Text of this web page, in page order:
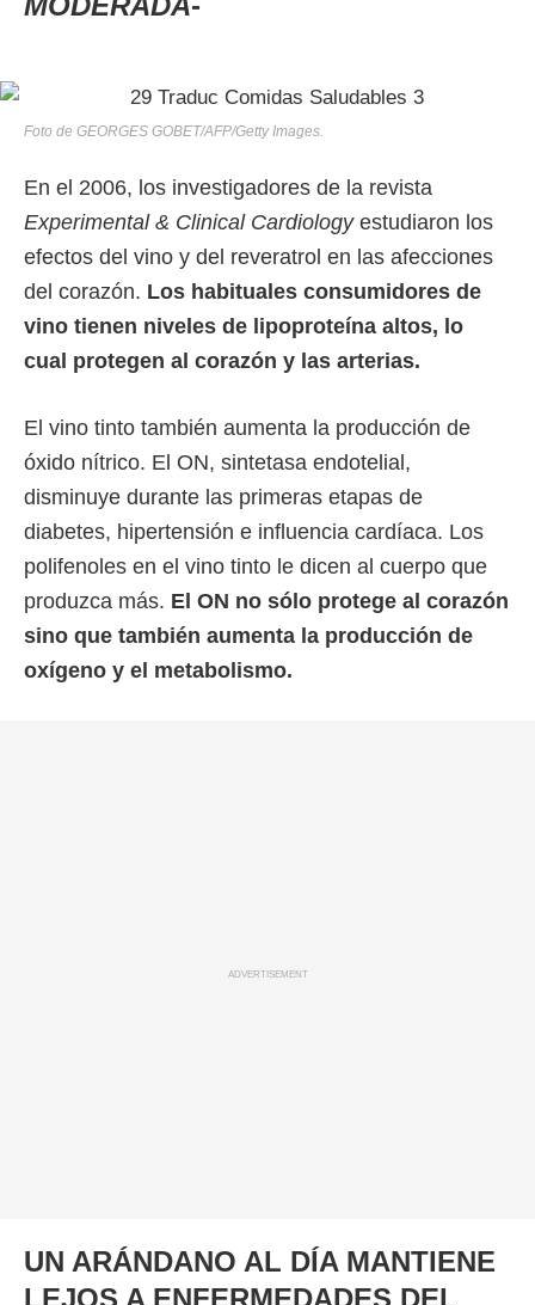
Foto de GEORGES GOBET/AFP/Getty Images.
En el 2006, los investigadores de la revista
Experimental & Clinical Cardiologyestudiaron los
efectos del vino y del reveratrol en las afecciones
del corazón. Los habituales consumidores de
vino tienen niveles de lipoproteína altos, lo
cual protegen al corazón y las arterias.
El vino tinto también aumenta la producción de
óxido nítrico. El ON, sintetasa endotelial,
disminuye durante las primeras etapas de
diabetes, hipertensión e influencia cardíaca. Los
polifenoles en el vino tinto le dicen al cuerpo que
produzca más. El ON no sólo protege al corazón
sino que también aumenta la producción de
oxígeno y el metabolismo.
ADVERTISEMENT
UN ARÁNDANO AL DÍA MANTIENE
LEJOS A ENFERMEDADES DEL